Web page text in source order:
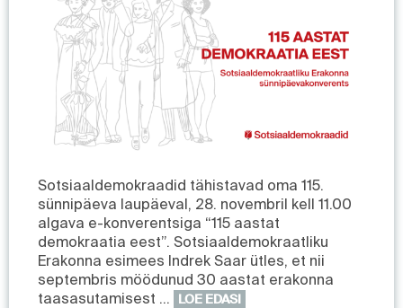
Sotsiaaldemokraadid tähistavad oma 115.
sünnipäeva laupäeval, 28. novembril kell 11.00
algava e-konverentsiga “115 aastat
demokraatia eest”. Sotsiaaldemokraatliku
Erakonna esimees Indrek Saar ütles, et nii
septembris möödunud 30 aastat erakonna
taasasutamisest …
LOE EDASI